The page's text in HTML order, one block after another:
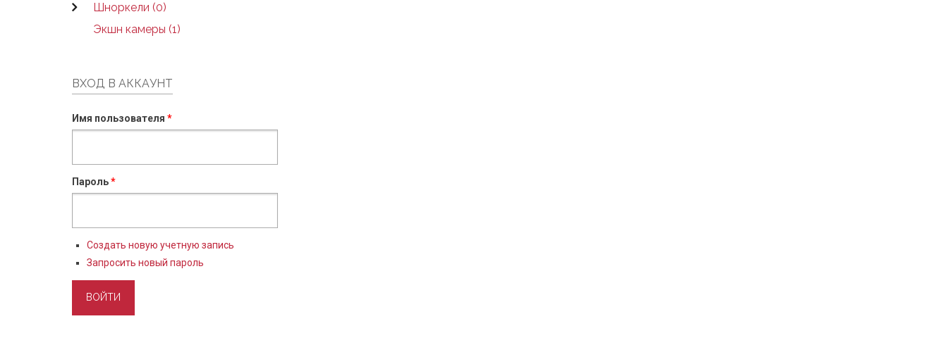
Шноркели (0)
Экшн камеры (1)
ВХОД В АККАУНТ
Имя пользователя *
Пароль*
Создать новую учетную запись
Запросить новый пароль